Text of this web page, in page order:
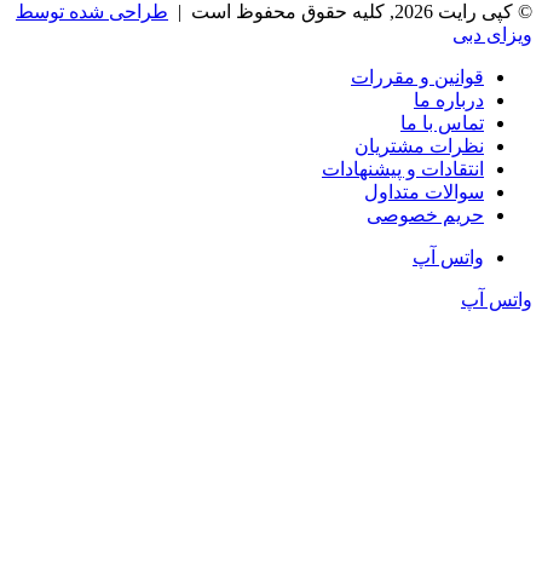
© کپی رایت 2026, کلیه حقوق محفوظ است |
طراحی شده توسط
ویزای دبی
قوانین و مقررات
درباره ما
تماس با ما
نظرات مشتریان
انتقادات و پیشنهادات
سوالات متداول
حریم خصوصی
واتس آپ
واتس آپ